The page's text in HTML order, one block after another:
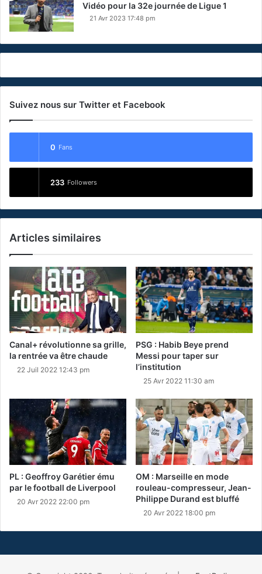
Vidéo pour la 32e journée de Ligue 1
21 Avr 2023 17:48 pm
Suivez nous sur Twitter et Facebook
0 Fans
233 Followers
Articles similaires
Canal+ révolutionne sa grille,
la rentrée va être chaude
22 Juil 2022 12:43 pm
PSG : Habib Beye prend
Messi pour taper sur
l’institution
25 Avr 2022 11:30 am
PL : Geoffroy Garétier ému
par le football de Liverpool
20 Avr 2022 22:00 pm
OM : Marseille en mode
rouleau-compresseur, Jean-
Philippe Durand est bluffé
20 Avr 2022 18:00 pm